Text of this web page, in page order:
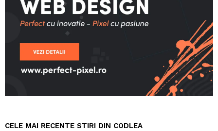
CELE MAI RECENTE STIRI DIN CODLEA